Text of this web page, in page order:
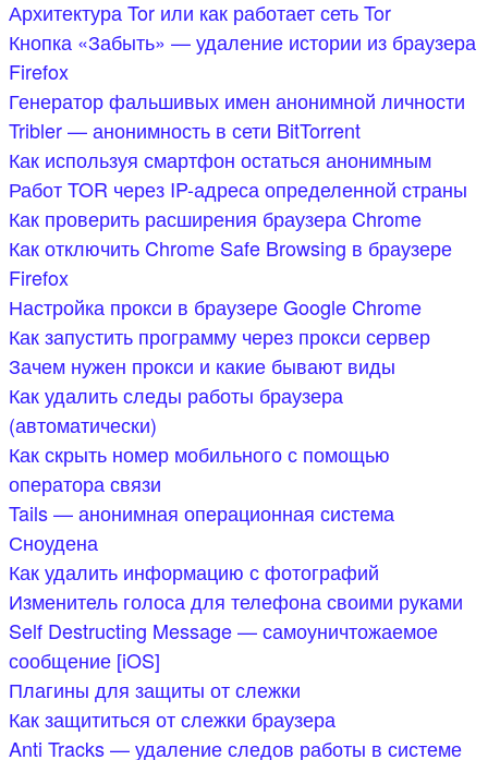
Архитектура Tor или как работает сеть Tor
Кнопка «Забыть» — удаление истории из браузера
Firefox
Генератор фальшивых имен анонимной личности
Tribler — анонимность в сети BitTorrent
Как используя смартфон остаться анонимным
Работ TOR через IP-адреса определенной страны
Как проверить расширения браузера Chrome
Как отключить Chrome Safe Browsing в браузере
Firefox
Настройка прокси в браузере Google Chrome
Как запустить программу через прокси сервер
Зачем нужен прокси и какие бывают виды
Как удалить следы работы браузера
(автоматически)
Как скрыть номер мобильного с помощью
оператора связи
Tails — анонимная операционная система
Сноудена
Как удалить информацию с фотографий
Изменитель голоса для телефона своими руками
Self Destructing Message — самоуничтожаемое
сообщение [iOS]
Плагины для защиты от слежки
Как защититься от слежки браузера
Anti Tracks — удаление следов работы в системе